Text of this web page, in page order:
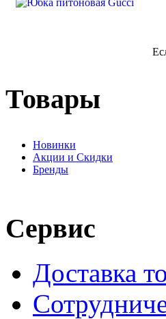
Товары
Новинки
Акции и Скидки
Бренды
Сервис
Доставка